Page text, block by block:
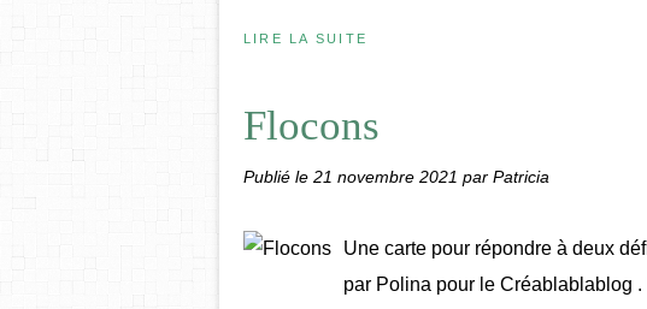
LIRE LA SUITE
Flocons
Publié le 21 novembre 2021 par Patricia
Une carte pour répondre à deux
par Polina pour le Créablablablog